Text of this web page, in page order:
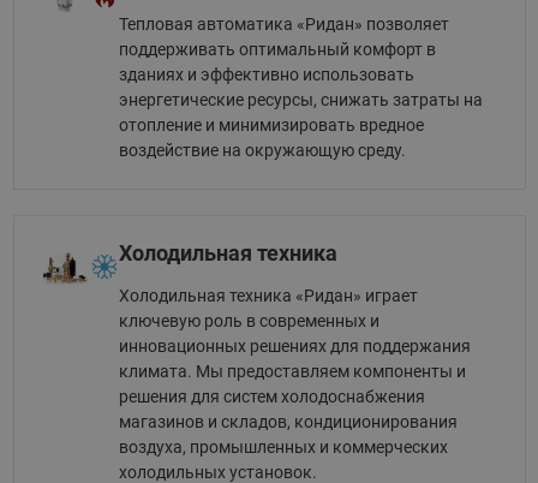
Тепловая автоматика «Ридан» позволяет
поддерживать оптимальный комфорт в
зданиях и эффективно использовать
энергетические ресурсы, снижать затраты на
отопление и минимизировать вредное
воздействие на окружающую среду.
Холодильная техника
Холодильная техника «Ридан» играет
ключевую роль в современных и
инновационных решениях для поддержания
климата. Мы предоставляем компоненты и
решения для систем холодоснабжения
магазинов и складов, кондиционирования
воздуха, промышленных и коммерческих
холодильных установок.